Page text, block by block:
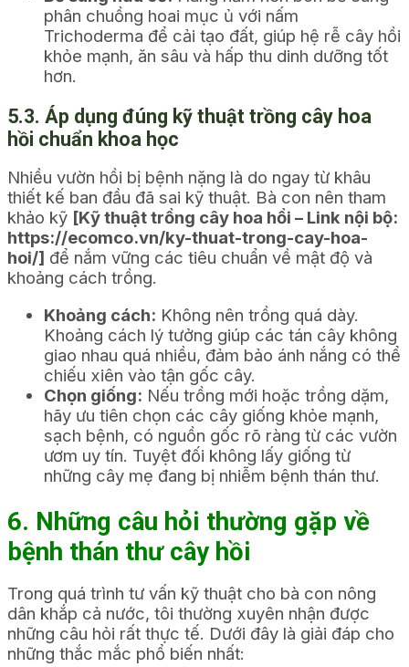
phân chuồng hoai mục ủ với nấm
Trichoderma để cải tạo đất, giúp hệ rễ cây hồi
khỏe mạnh, ăn sâu và hấp thu dinh dưỡng tốt
hơn.
5.3. Áp dụng đúng kỹ thuật trồng cây hoa
hồi chuẩn khoa học
Nhiều vườn hồi bị bệnh nặng là do ngay từ khâu
thiết kế ban đầu đã sai kỹ thuật. Bà con nên tham
khảo kỹ [Kỹ thuật trồng cây hoa hồi – Link nội bộ:
https://ecomco.vn/ky-thuat-trong-cay-hoa-
hoi/] để nắm vững các tiêu chuẩn về mật độ và
khoảng cách trồng.
Khoảng cách: Không nên trồng quá dày.
Khoảng cách lý tưởng giúp các tán cây không
giao nhau quá nhiều, đảm bảo ánh nắng có thể
chiếu xiên vào tận gốc cây.
Chọn giống: Nếu trồng mới hoặc trồng dặm,
hãy ưu tiên chọn các cây giống khỏe mạnh,
sạch bệnh, có nguồn gốc rõ ràng từ các vườn
ươm uy tín. Tuyệt đối không lấy giống từ
những cây mẹ đang bị nhiễm bệnh thán thư.
6. Những câu hỏi thường gặp về
bệnh thán thư cây hồi
Trong quá trình tư vấn kỹ thuật cho bà con nông
dân khắp cả nước, tôi thường xuyên nhận được
những câu hỏi rất thực tế. Dưới đây là giải đáp cho
những thắc mắc phổ biến nhất: